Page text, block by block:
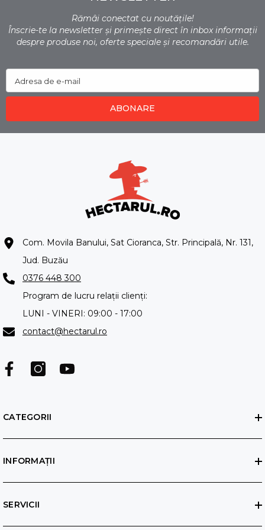
Rămâi conectat cu noutățile!
Înscrie-te la newsletter și primește direct în inbox informații
despre produse noi, oferte speciale și recomandări utile.
Adresa de e-mail
ABONARE
Com. Movila Banului, Sat Cioranca, Str. Principală, Nr. 131,
Jud. Buzău
0376 448 300
Program de lucru relații clienți:
LUNI - VINERI: 09:00 - 17:00
contact@hectarul.ro
CATEGORII
INFORMAȚII
SERVICII